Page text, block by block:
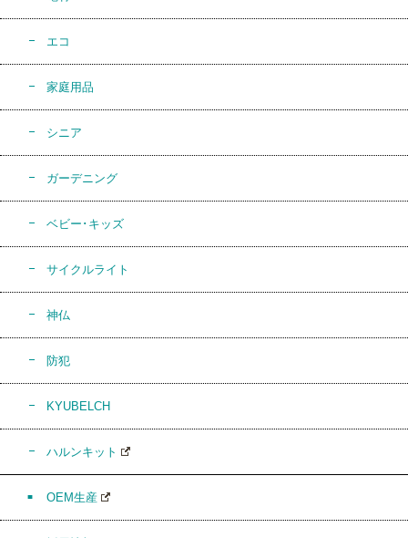
エコ
家庭用品
シニア
ガーデニング
ベビー･キッズ
サイクルライト
神仏
防犯
KYUBELCH
ハルンキット
OEM生産